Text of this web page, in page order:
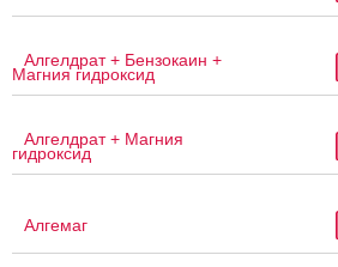
Алгелдрат + Бензокаин +
Магния гидроксид
Алгелдрат + Магния
гидроксид
Алгемаг